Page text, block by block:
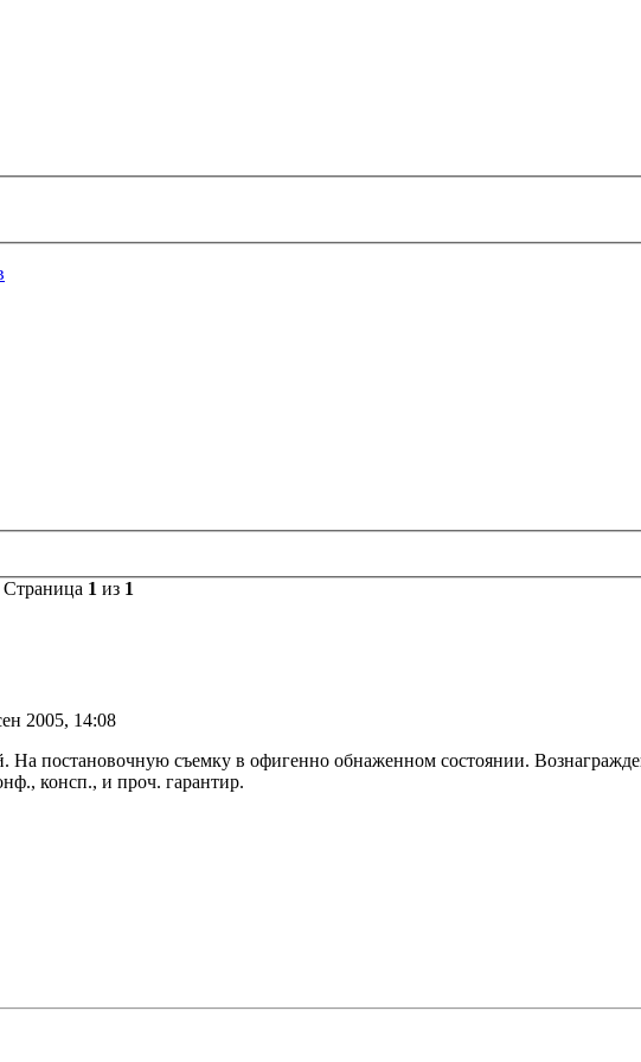
1 из 1
2005, 14:08
На постановочную съемку в офигенно обнаженном состоянии.
консп., и проч. гарантир.